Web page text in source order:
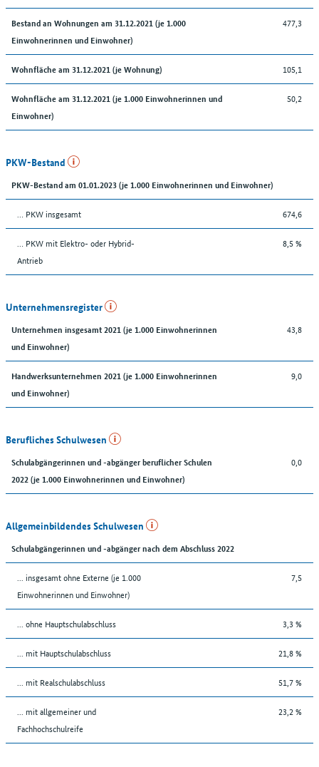
Bestand an Wohnungen am 31.12.2021 (je 1.000
Einwohnerinnen und Einwohner)
477,3
Wohnfläche am 31.12.2021 (je Wohnung) 105,1
Wohnfläche am 31.12.2021 (je 1.000 Einwohnerinnen und
Einwohner)
50,2
PKW-Bestand
PKW-Bestand am 01.01.2023 (je 1.000 Einwohnerinnen und Einwohner)
… PKW insgesamt 674,6
… PKW mit Elektro- oder Hybrid-
Antrieb
8,5 %
Unternehmensregister
Unternehmen insgesamt 2021 (je 1.000 Einwohnerinnen
und Einwohner)
43,8
Handwerksunternehmen 2021 (je 1.000 Einwohnerinnen
und Einwohner)
9,0
Berufliches Schulwesen
Schulabgängerinnen und -abgänger beruflicher Schulen
2022 (je 1.000 Einwohnerinnen und Einwohner)
0,0
Allgemeinbildendes Schulwesen
Schulabgängerinnen und -abgänger nach dem Abschluss 2022
... insgesamt ohne Externe (je 1.000
Einwohnerinnen und Einwohner)
7,5
... ohne Hauptschulabschluss 3,3 %
... mit Hauptschulabschluss 21,8 %
... mit Realschulabschluss 51,7 %
... mit allgemeiner und
Fachhochschulreife
23,2 %